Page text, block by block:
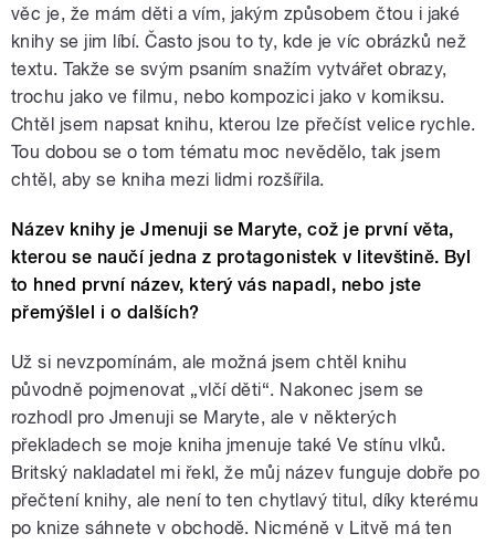
věc je, že mám děti a vím, jakým způsobem čtou i jaké
knihy se jim líbí. Často jsou to ty, kde je víc obrázků než
textu. Takže se svým psaním snažím vytvářet obrazy,
trochu jako ve filmu, nebo kompozici jako v komiksu.
Chtěl jsem napsat knihu, kterou lze přečíst velice rychle.
Tou dobou se o tom tématu moc nevědělo, tak jsem
chtěl, aby se kniha mezi lidmi rozšířila.
Název knihy je Jmenuji se Maryte, což je první věta,
kterou se naučí jedna z protagonistek v litevštině. Byl
to hned první název, který vás napadl, nebo jste
přemýšlel i o dalších?
Už si nevzpomínám, ale možná jsem chtěl knihu
původně pojmenovat „vlčí děti“. Nakonec jsem se
rozhodl pro Jmenuji se Maryte, ale v některých
překladech se moje kniha jmenuje také Ve stínu vlků.
Britský nakladatel mi řekl, že můj název funguje dobře po
přečtení knihy, ale není to ten chytlavý titul, díky kterému
po knize sáhnete v obchodě. Nicméně v Litvě má ten